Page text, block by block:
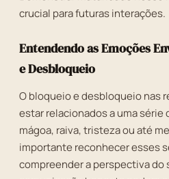
crucial para futuras interações.
Entendendo as Emoções
e Desbloqueio
O bloqueio e desbloqueio nas
estar relacionados a uma série
mágoa, raiva, tristeza ou até
importante reconhecer esses
compreender a perspectiva do